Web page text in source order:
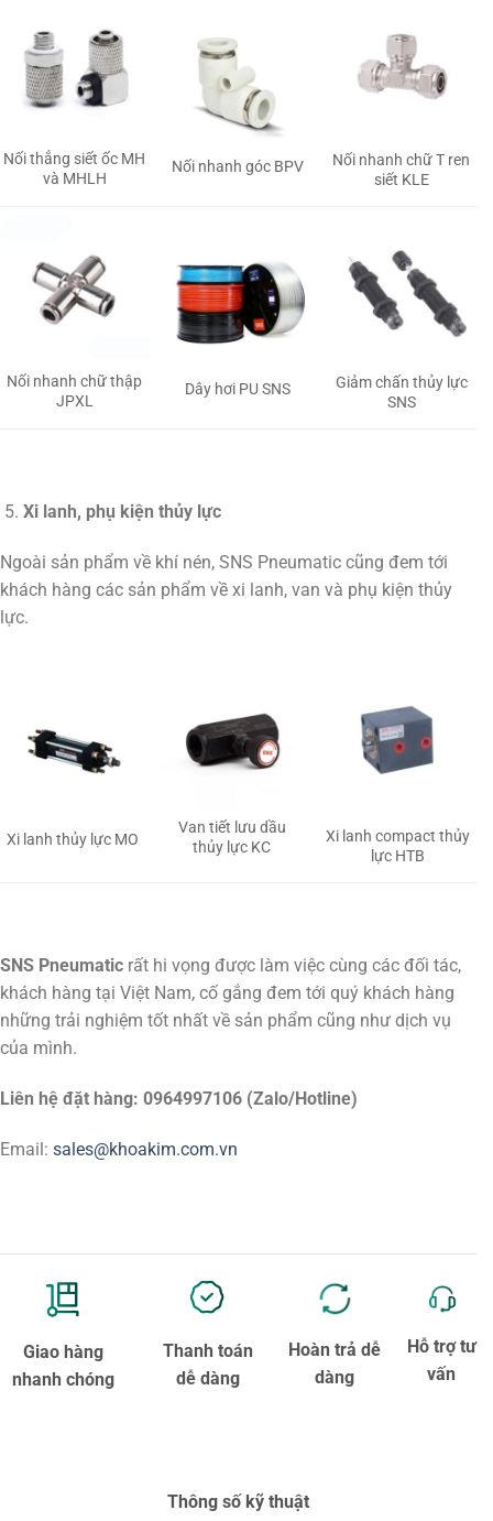
Nối thẳng siết ốc MH
và MHLH
Nối nhanh góc BPV
Nối nhanh chữ T ren
siết KLE
Nối nhanh chữ thập
JPXL
Dây hơi PU SNS
Giảm chấn thủy lực
SNS
Xi lanh, phụ kiện thủy lực
Ngoài sản phẩm về khí nén, SNS Pneumatic cũng đem tới
khách hàng các sản phẩm về xi lanh, van và phụ kiện thủy
lực.
Xi lanh thủy lực MO
Van tiết lưu dầu
thủy lực KC
Xi lanh compact thủy
lực HTB
SNS Pneumatic rất hi vọng được làm việc cùng các đối tác,
khách hàng tại Việt Nam, cố gắng đem tới quý khách hàng
những trải nghiệm tốt nhất về sản phẩm cũng như dịch vụ
của mình.
Liên hệ đặt hàng: 0964997106 (Zalo/Hotline)
Email: sales@khoakim.com.vn
Giao hàng
nhanh chóng
Thanh toán
dễ dàng
Hoàn trả dễ
dàng
Hỗ trợ tư
vấn
Thông số kỹ thuật